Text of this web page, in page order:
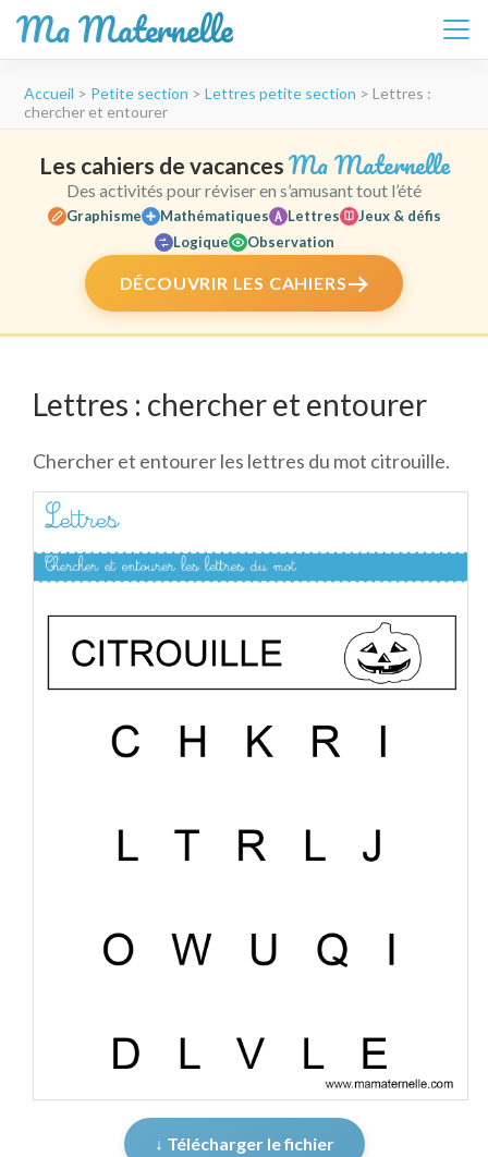
Ma Maternelle
contenu
Entrée)
Accueil > Petite section > Lettres petite section > Lettres :
chercher et entourer
Les cahiers de vacances Ma Maternelle
Des activités pour réviser en s’amusant tout l’été
Graphisme Mathématiques Lettres
Jeux & défis
Logique
Observation
DÉCOUVRIR LES CAHIERS
Lettres : chercher et entourer
Chercher et entourer les lettres du mot citrouille.
↓ Télécharger le fichier